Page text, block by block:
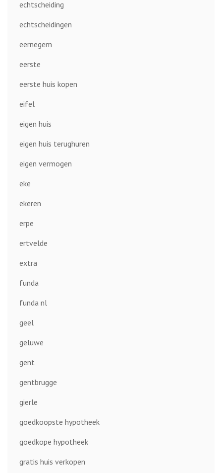
echtscheiding
echtscheidingen
eernegem
eerste
eerste huis kopen
eifel
eigen huis
eigen huis terughuren
eigen vermogen
eke
ekeren
erpe
ertvelde
extra
funda
funda nl
geel
geluwe
gent
gentbrugge
gierle
goedkoopste hypotheek
goedkope hypotheek
gratis huis verkopen